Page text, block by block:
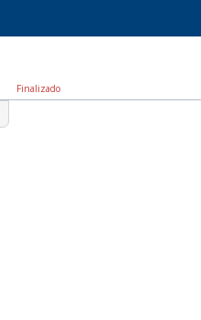
Finalizado